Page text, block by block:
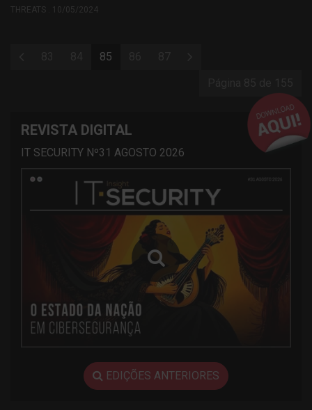
THREATS . 10/05/2024
85
REVISTA DIGITAL
IT SECURITY Nº31 AGOSTO 2026
EDIÇÕES ANTERIORES